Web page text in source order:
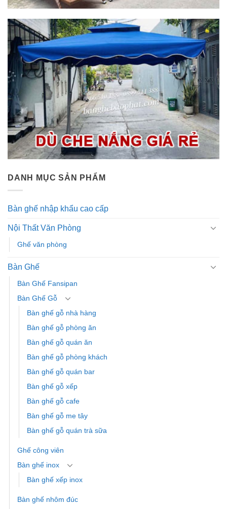
DANH MỤC SẢN PHẨM
Bàn ghế nhập khẩu cao cấp
Nội Thất Văn Phòng
Ghế văn phòng
Bàn Ghế
Bàn Ghế Fansipan
Bàn Ghế Gỗ
Bàn ghế gỗ nhà hàng
Bàn ghế gỗ phòng ăn
Bàn ghế gỗ quán ăn
Bàn ghế gỗ phòng khách
Bàn ghế gỗ quán bar
Bàn ghế gỗ xếp
Bàn ghế gỗ cafe
Bàn ghế gỗ me tây
Bàn ghế gỗ quán trà sữa
Ghế công viên
Bàn ghế inox
Bàn ghế xếp inox
Bàn ghế nhôm đúc